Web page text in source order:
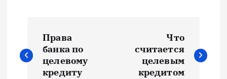
а
Права
банка по
целевому
кредиту
Что
считается
целевым
кредитом